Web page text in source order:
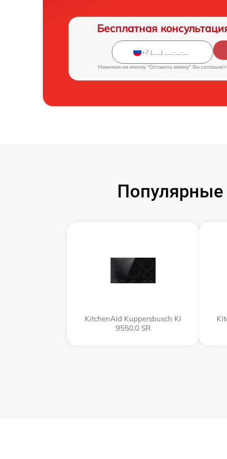
Бесплатная
Нажимая на кнопку "Оставить заявку" Вы
Популярные
KitchenAid Kuppersbusch KI
9550.0 SR